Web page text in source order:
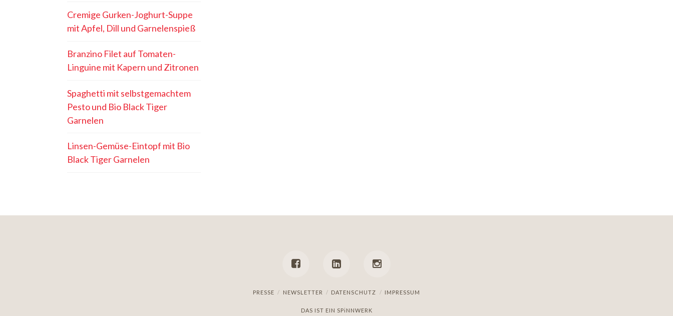
Cremige Gurken-Joghurt-Suppe
mit Apfel, Dill und Garnelenspieß
Branzino Filet auf Tomaten-
Linguine mit Kapern und Zitronen
Spaghetti mit selbstgemachtem
Pesto und Bio Black Tiger
Garnelen
Linsen-Gemüse-Eintopf mit Bio
Black Tiger Garnelen
PRESSE NEWSLETTER DATENSCHUTZ IMPRESSUM
DAS IST EIN SPiNNWERK